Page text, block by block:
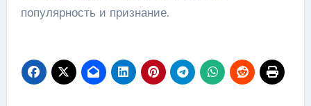
популярность и признание.